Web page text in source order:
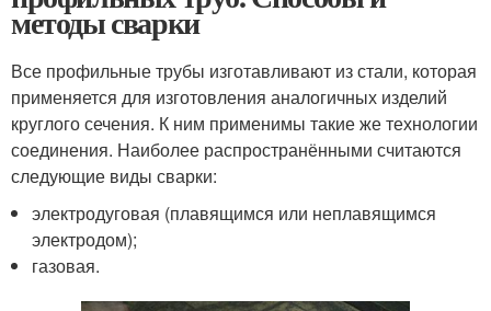
методы сварки
Все профильные трубы изготавливают из стали, которая
применяется для изготовления аналогичных изделий
круглого сечения. К ним применимы такие же технологии
соединения. Наиболее распространёнными считаются
следующие виды сварки:
электродуговая (плавящимся или неплавящимся
электродом);
газовая.